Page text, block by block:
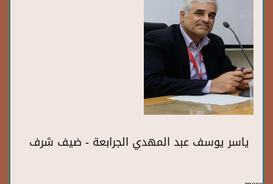
ياسر يوسف عبد المهدي الجرابعة - ضيف شرف